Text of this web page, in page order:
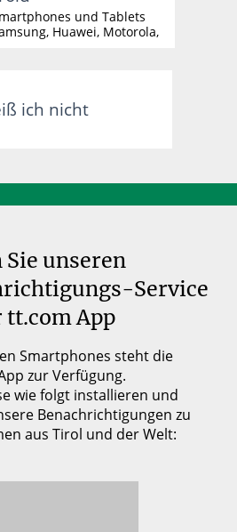
und Tablets
Huawei, Motorola,
ich nicht
Sie unseren
Service
App
Smartphones steht die
zur Verfügung.
wie folgt installieren und
Benachrichtigungen zu
aus Tirol und der Welt: